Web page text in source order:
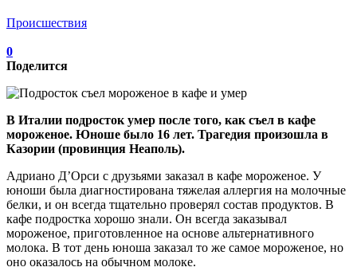
Происшествия
0
Поделится
В Италии подросток умер после того, как съел в кафе
мороженое. Юноше было 16 лет. Трагедия произошла в
Казории (провинция Неаполь).
Адриано Д’Орси с друзьями заказал в кафе мороженое. У
юноши была диагностирована тяжелая аллергия на молочные
белки, и он всегда тщательно проверял состав продуктов. В
кафе подростка хорошо знали. Он всегда заказывал
мороженое, приготовленное на основе альтернативного
молока. В тот день юноша заказал то же самое мороженое, но
оно оказалось на обычном молоке.